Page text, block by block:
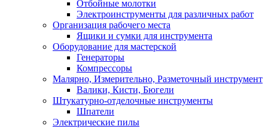
Отбойные молотки
Электроинструменты для различных работ
Организация рабочего места
Ящики и сумки для инструмента
Оборудование для мастерской
Генераторы
Компрессоры
Малярно, Измерительно, Разметочный инструмент
Валики, Кисти, Бюгели
Штукатурно-отделочные инструменты
Шпатели
Электрические пилы